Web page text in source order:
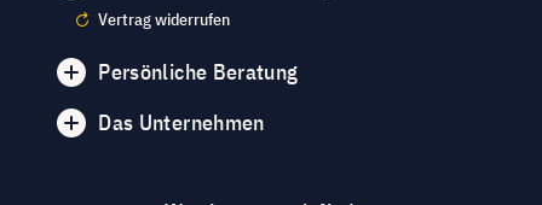
Vertrag widerrufen
Persönliche Beratung
Das Unternehmen